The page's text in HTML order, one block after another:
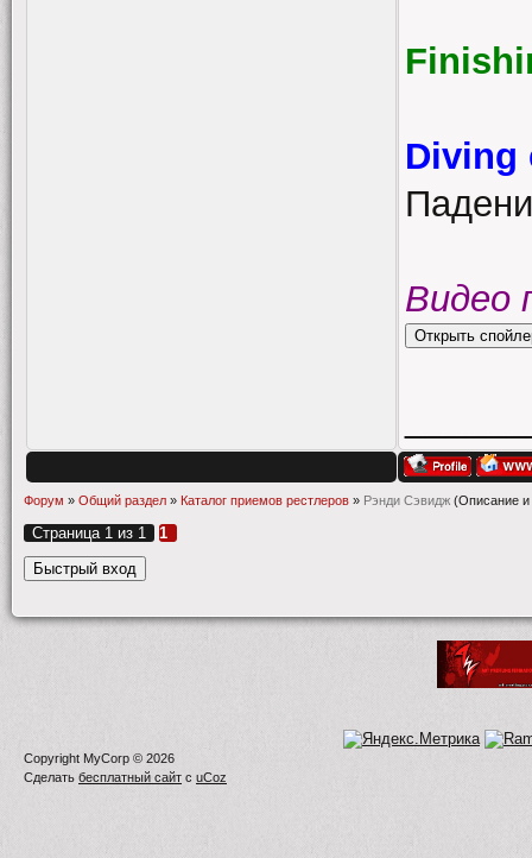
Diving
Видео
Форум » Общий раздел » Каталог приемов рестлеров » Рэнди Сэвидж (Описание
Страница 1 из 1 1
Copyright MyCorp © 2026
Сделать бесплатный сайт с uCoz